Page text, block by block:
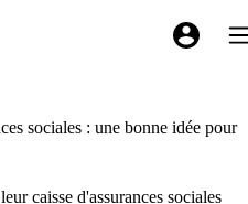
My
sociales : une bonne idée pour
caisse d'assurances sociales